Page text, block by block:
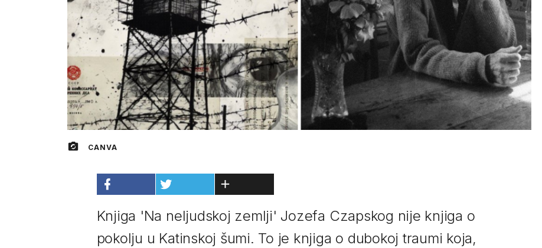
CANVA
Knjiga 'Na neljudskoj zemlji' Jozefa Czapskog nije knjiga o
pokolju u Katinskoj šumi. To je knjiga o dubokoj traumi koja,